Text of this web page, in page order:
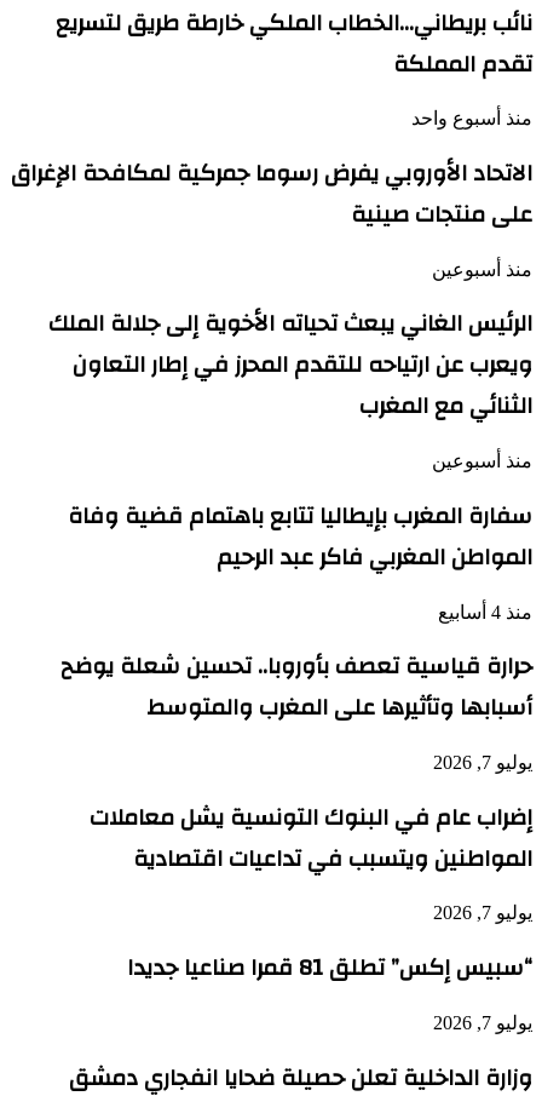
نائب بريطاني…الخطاب الملكي خارطة طريق لتسريع
تقدم المملكة
منذ أسبوع واحد
الاتحاد الأوروبي يفرض رسوما جمركية لمكافحة الإغراق
على منتجات صينية
منذ أسبوعين
الرئيس الغاني يبعث تحياته الأخوية إلى جلالة الملك
ويعرب عن ارتياحه للتقدم المحرز في إطار التعاون
الثنائي مع المغرب
منذ أسبوعين
سفارة المغرب بإيطاليا تتابع باهتمام قضية وفاة
المواطن المغربي فاكر عبد الرحيم
منذ 4 أسابيع
حرارة قياسية تعصف بأوروبا.. تحسين شعلة يوضح
أسبابها وتأثيرها على المغرب والمتوسط
يوليو 7, 2026
إضراب عام في البنوك التونسية يشل معاملات
المواطنين ويتسبب في تداعيات اقتصادية
يوليو 7, 2026
“سبيس إكس” تطلق 81 قمرا صناعيا جديدا
يوليو 7, 2026
وزارة الداخلية تعلن حصيلة ضحايا انفجاري دمشق